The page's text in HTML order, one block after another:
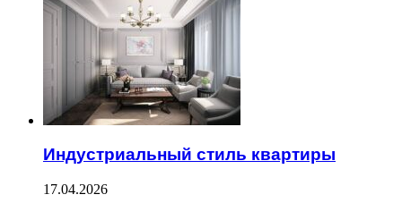
Индустриальный стиль квартиры
17.04.2026